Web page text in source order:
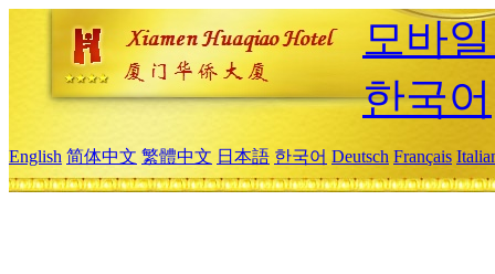
모바
한국어
English 简体中文 繁體中文 日本語 한국어 Deutsch Français